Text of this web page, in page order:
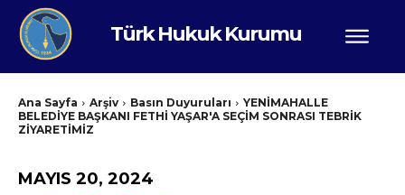
Türk Hukuk Kurumu
Ana Sayfa Arşiv Basın Duyuruları
YENİMAHALLE
BELEDİYE BAŞKANI FETHİ YAŞAR'A SEÇİM SONRASI TEBRİK
ZİYARETİMİZ
MAYIS 20, 2024